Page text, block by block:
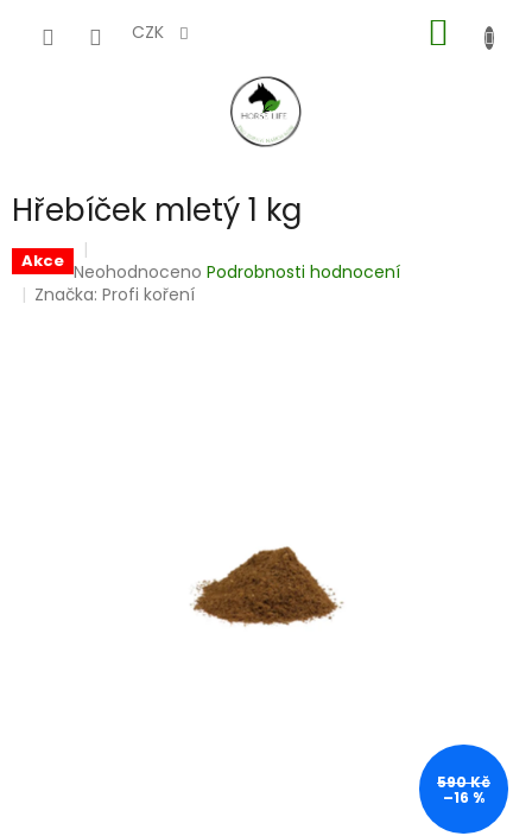
CZK
KOŠÍK
Hřebíček mletý 1 kg
Akce Průměrné
hodnocení
Neohodnoceno Podrobnosti hodnocení
Značka:Profi koření
590 Kč
–16 %